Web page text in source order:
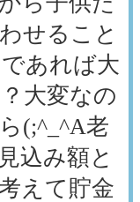
せること
あれば大
大変なの
(;^_^A老
込み額と
えて貯金